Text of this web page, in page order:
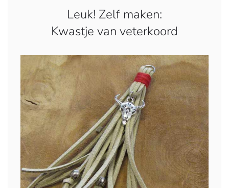
Leuk! Zelf maken:
Kwastje van veterkoord